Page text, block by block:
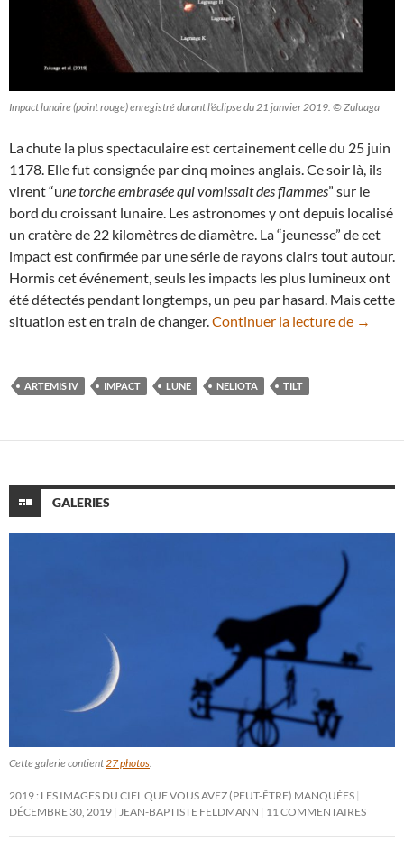
Impact lunaire (point rouge) enregistré durant l’éclipse du 21 janvier 2019. © Zuluaga
La chute la plus spectaculaire est certainement celle du 25 juin
1178. Elle fut consignée par cinq moines anglais. Ce soir là, ils
virent “une torche embrasée qui vomissait des flammes” sur le
bord du croissant lunaire. Les astronomes y ont depuis localisé
un cratère de 22 kilomètres de diamètre. La “jeunesse” de cet
impact est confirmée par une série de rayons clairs tout autour.
Hormis cet événement, seuls les impacts les plus lumineux ont
été détectés pendant longtemps, un peu par hasard. Mais cette
situation est en train de changer.Continuer la lecture de Les
→
ARTEMIS IV IMPACT LUNE NELIOTA TILT
GALERIES
Cette galerie contient27 photos.
2019 : LES IMAGES DU CIEL QUE VOUS AVEZ (PEUT-ÊTRE) MANQUÉES
DÉCEMBRE 30, 2019 JEAN-BAPTISTE FELDMANN 11 COMMENTAIRES